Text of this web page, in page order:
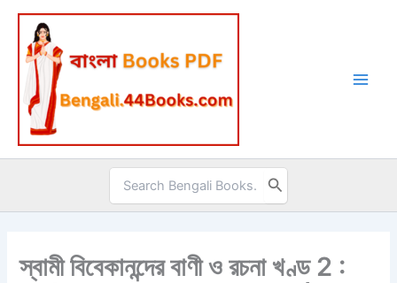
Skip
content
Search
for:
স্বামী বিবেকানন্দের বাণী ও রচনা খণ্ড 2 :